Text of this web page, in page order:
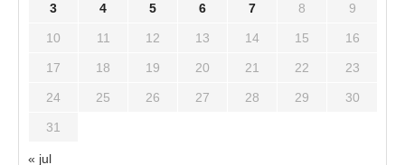
3 4 5 6 7 8 9
10 11 12 13 14 15 16
17 18 19 20 21 22 23
24 25 26 27 28 29 30
31
« jul